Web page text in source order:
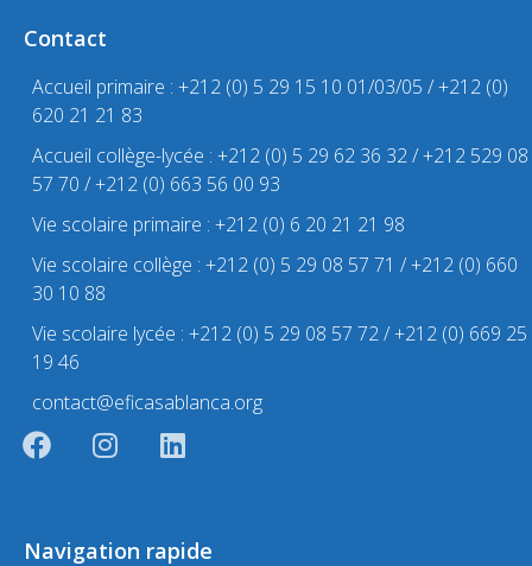
Contact
Accueil primaire : +212 (0) 5 29 15 10 01/03/05 / +212 (0)
620 21 21 83
Accueil collège-lycée : +212 (0) 5 29 62 36 32 / +212 529 08
57 70 / +212 (0) 663 56 00 93
Vie scolaire primaire : +212 (0) 6 20 21 21 98
Vie scolaire collège : +212 (0) 5 29 08 57 71 / +212 (0) 660
30 10 88
Vie scolaire lycée : +212 (0) 5 29 08 57 72 / +212 (0) 669 25
19 46
contact@eficasablanca.org
Navigation rapide